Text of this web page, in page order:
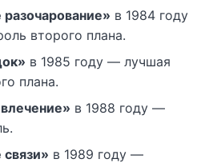
в 1984 году
второго плана.
в 1985 году — лучшая
плана.
в 1988 году —
в 1989 году —